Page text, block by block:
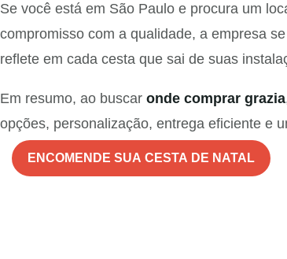
Se você está em São Paulo e procura um
compromisso com a qualidade, a empresa
reflete em cada cesta que sai de suas
Em resumo, ao buscar onde comprar grazia
opções, personalização, entrega eficiente e
ENCOMENDE SUA CESTA DE NATAL